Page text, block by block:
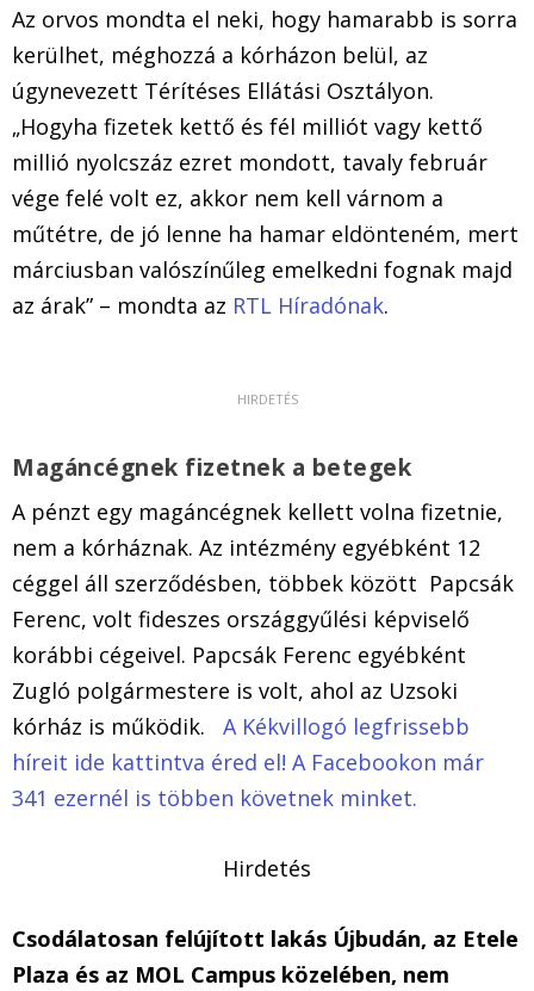
Az orvos mondta el neki, hogy hamarabb is sorra
kerülhet, méghozzá a kórházon belül, az
úgynevezett Térítéses Ellátási Osztályon.
„Hogyha fizetek kettő és fél milliót vagy kettő
millió nyolcszáz ezret mondott, tavaly február
vége felé volt ez, akkor nem kell várnom a
műtétre, de jó lenne ha hamar eldönteném, mert
márciusban valószínűleg emelkedni fognak majd
az árak” – mondta az RTL Híradónak.
Magáncégnek fizetnek a betegek
A pénzt egy magáncégnek kellett volna fizetnie,
nem a kórháznak. Az intézmény egyébként 12
céggel áll szerződésben, többek között Papcsák
Ferenc, volt fideszes országgyűlési képviselő
korábbi cégeivel. Papcsák Ferenc egyébként
Zugló polgármestere is volt, ahol az Uzsoki
kórház is működik.
A Kékvillogó legfrissebb
híreit ide kattintva éred el! A Facebookon már
341 ezernél is többen követnek minket.
Hirdetés
Csodálatosan felújított lakás Újbudán, az Etele
Plaza és az MOL Campus közelében, nem